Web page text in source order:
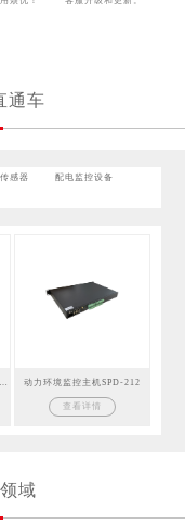
通车
感器 配电监控设备
动力环境监控主机SPD-212
查看详情
域